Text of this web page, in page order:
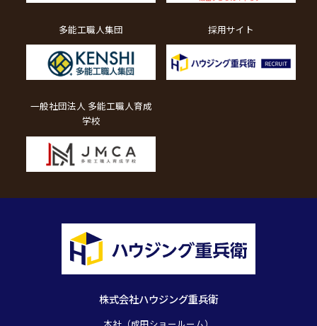
株式会社ハウジング重兵衛
多能工職人集団 採用サイト
一般社団法人 多能工職人育成
学校